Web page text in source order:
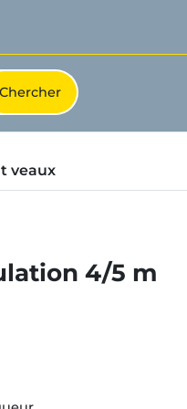
veaux
4/5 m